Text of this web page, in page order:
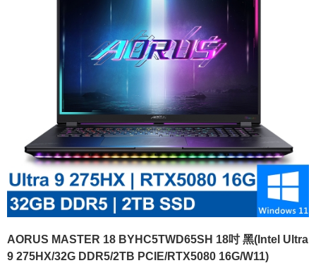
AORUS MASTER 18 BYHC5TWD65SH 18吋 黑(Intel Ultra
9 275HX/32G DDR5/2TB PCIE/RTX5080 16G/W11)